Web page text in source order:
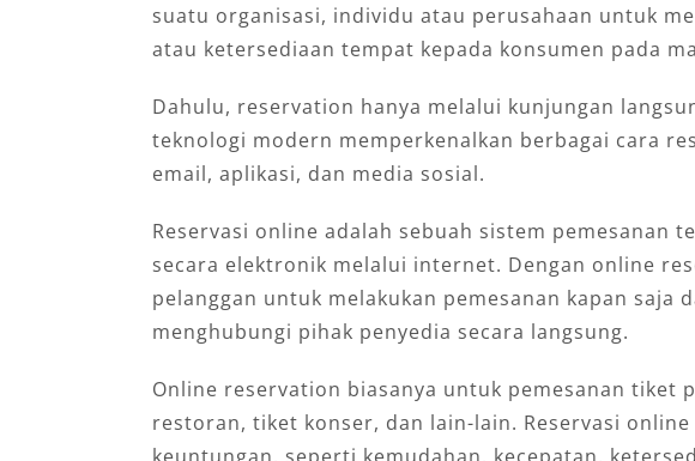
suatu organisasi, individu atau perusahaan untuk
atau ketersediaan tempat kepada konsumen pada
Dahulu, reservation hanya melalui kunjungan
teknologi modern memperkenalkan berbagai cara
email, aplikasi, dan media sosial.
Reservasi online adalah sebuah sistem pemesanan
secara elektronik melalui internet. Dengan online
pelanggan untuk melakukan pemesanan kapan saja
menghubungi pihak penyedia secara langsung.
Online reservation biasanya untuk pemesanan tiket
restoran, tiket konser, dan lain-lain. Reservasi